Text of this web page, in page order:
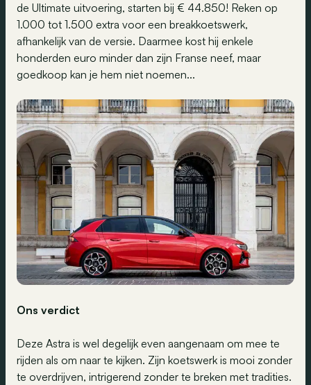
de Ultimate uitvoering, starten bij € 44.850! Reken op
1.000 tot 1.500 extra voor een breakkoetswerk,
afhankelijk van de versie. Daarmee kost hij enkele
honderden euro minder dan zijn Franse neef, maar
goedkoop kan je hem niet noemen...
Ons verdict
Deze Astra is wel degelijk even aangenaam om mee te
rijden als om naar te kijken. Zijn koetswerk is mooi zonder
te overdrijven, intrigerend zonder te breken met tradities.